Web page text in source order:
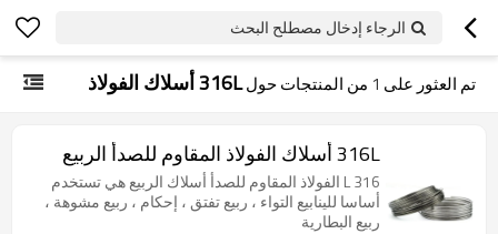
الرجاء إدخال مصطلح البحث
تم العثور على 1 من المنتجات حول316L أسلاك الفولاذ
316L أسلاك الفولاذ المقاوم للصدأ الربيع
316 L الفولاذ المقاوم للصدأ أسلاك الربيع هي تستخدم
أساسا للينابيع التواء ، ربيع تفتق ، إحكام ، ربيع مشوهة ،
ربيع البطارية